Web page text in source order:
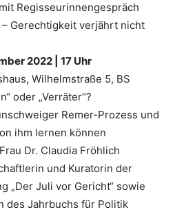
Regisseurinnengespräch
– Gerechtigkeit verjährt nicht
2022 | 17 Uhr
Wilhelmstraße 5, BS
oder „Verräter“?
Remer-Prozess und
ihm lernen können
Dr. Claudia Fröhlich
und Kuratorin der
„Der Juli vor Gericht“ sowie
des Jahrbuchs für Politik